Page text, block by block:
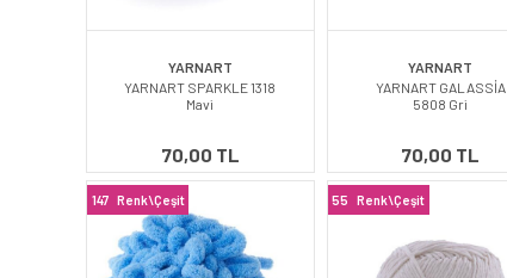
YARNART
YARNART SPARKLE 1318
Mavi
70,00 TL
YARNART
YARNART GALASSİA
5808 Gri
70,00 TL
147 Renk\Çeşit 55 Renk\Çeşit